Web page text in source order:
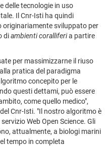
delle tecnologie in uso
Il Cnr-Isti ha quindi
sviluppato per
diambienti coralliferia partire
per massimizzarne il riuso
pratica del paradigma
concepito per le
questi dettami, può essere
come quello medico",
Cnr-Isti. "Il nostro algoritmo è
Web Open Science. Gli
attualmente, a biologi marini
tempo in completa